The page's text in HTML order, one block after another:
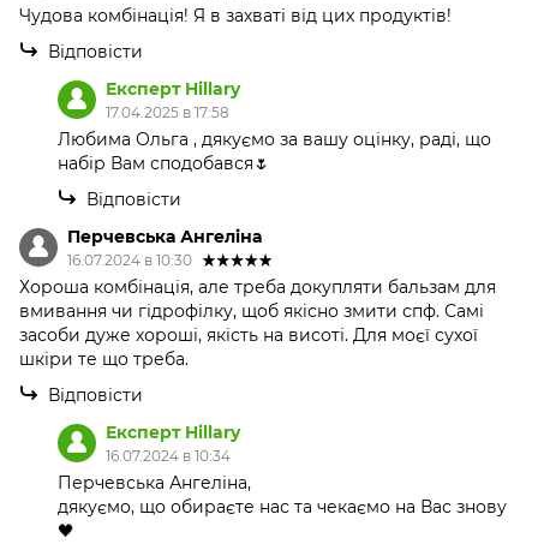
Чудова комбінація! Я в захваті від цих продуктів!
Відповісти
Експерт Hillary
17.04.2025 в 17:58
Любима Ольга , дякуємо за вашу оцінку, раді, що
набір Вам сподобався🌷
Відповісти
Перчевська Ангеліна
16.07.2024 в 10:30
Хороша комбінація, але треба докупляти бальзам для
вмивання чи гідрофілку, щоб якісно змити спф. Самі
засоби дуже хороші, якість на висоті. Для моєї сухої
шкіри те що треба.
Відповісти
Експерт Hillary
16.07.2024 в 10:34
Перчевська Ангеліна,
дякуємо, що обираєте нас та чекаємо на Вас знову
🖤